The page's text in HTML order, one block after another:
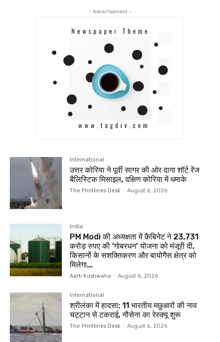
- Advertisement -
International
उत्तर कोरिया ने पूर्वी सागर की ओर दागा शॉर्ट रेंज
बैलिस्टिक मिसाइल, दक्षिण कोरिया में धमाके
The Printlines Desk - August 6, 2026
India
PM Modi की अध्यक्षता में कैबिनेट ने 23,731
करोड़ रुपए की ‘गोबरधन’ योजना को मंजूरी दी,
किसानों के सशक्तिकरण और बायोगैस क्षेत्र को
मिलेगा...
Aarti Kushwaha - August 6, 2026
International
श्रीलंका में हादसा: 11 भारतीय मछुआरों की नाव
चट्टान से टकराई, नौसेना का रेस्क्यू शुरू
The Printlines Desk - August 6, 2026